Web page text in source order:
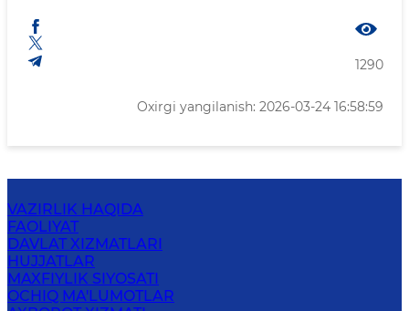
1290
Oxirgi yangilanish: 2026-03-24 16:58:59
VAZIRLIK HAQIDA
FAOLIYAT
DAVLAT XIZMATLARI
HUJJATLAR
MAXFIYLIK SIYOSATI
OCHIQ MA'LUMOTLAR